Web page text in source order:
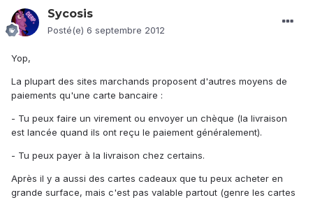
Sycosis
Posté(e) 6 septembre 2012
Yop,
La plupart des sites marchands proposent d'autres moyens de
paiements qu'une carte bancaire :
- Tu peux faire un virement ou envoyer un chèque (la livraison
est lancée quand ils ont reçu le paiement généralement).
- Tu peux payer à la livraison chez certains.
Après il y a aussi des cartes cadeaux que tu peux acheter en
grande surface, mais c'est pas valable partout (genre les cartes